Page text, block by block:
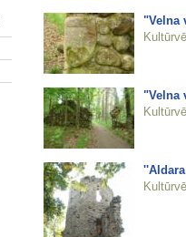
"Velna
"Velna